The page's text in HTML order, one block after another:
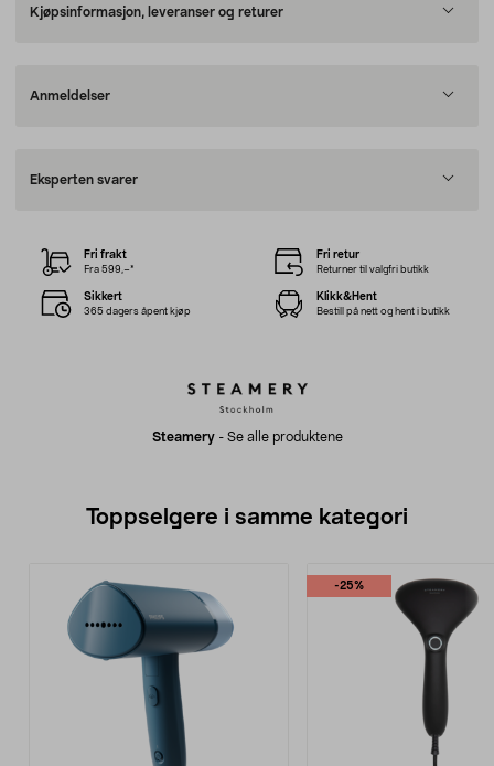
Kjøpsinformasjon, leveranser og returer
Anmeldelser
Eksperten svarer
Steamery- Se alle produktene
Fri frakt
Fra 599,–*
Fri retur
Returner til valgfri butikk
Sikkert
365 dagers åpent kjøp
Klikk&Hent
Bestill på nett og hent i butikk
Toppselgere i samme kategori
-25%